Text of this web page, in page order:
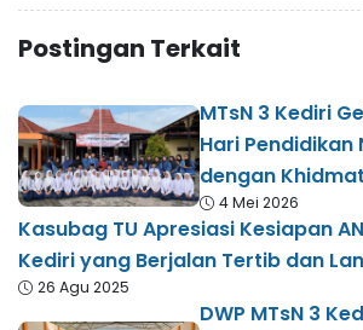
Postingan Terkait
MTsN 3 Kediri
Hari Pendidikan
dengan Khidmat
4 Mei 2026
Kasubag TU Apresiasi Kesiapan
Kediri yang Berjalan Tertib dan
26 Agu 2025
DWP MTsN 3